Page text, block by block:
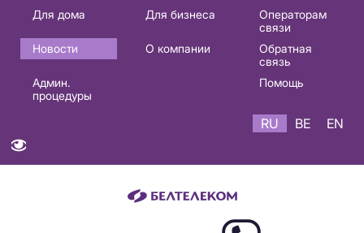
Основная
навигация
RU
Для дома Для бизнеса
Операторам
связи
Новости
О компании
Обратная
связь
Админ.
процедуры
Помощь
RU BE EN